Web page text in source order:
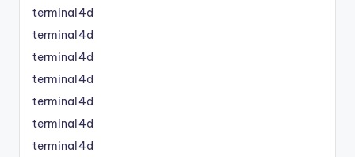
terminal4d
terminal4d
terminal4d
terminal4d
terminal4d
terminal4d
terminal4d